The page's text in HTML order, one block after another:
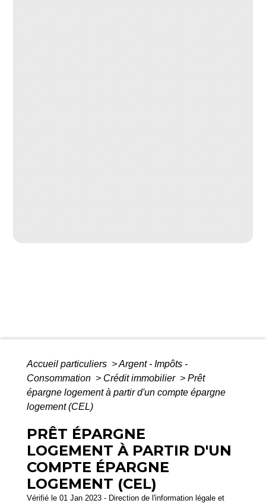
Accueil particuliers >Argent - Impôts -
Consommation > Crédit immobilier > Prêt
épargne logement à partir d'un compte épargne
logement (CEL)
PRÊT ÉPARGNE
LOGEMENT À PARTIR D'UN
COMPTE ÉPARGNE
LOGEMENT (CEL)
Vérifié le 01 Jan 2023 - Direction de l'information légale et